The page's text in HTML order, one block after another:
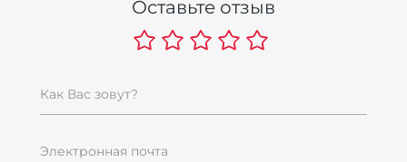
Оставьте отзыв
Как Вас зовут?
Электронная почта